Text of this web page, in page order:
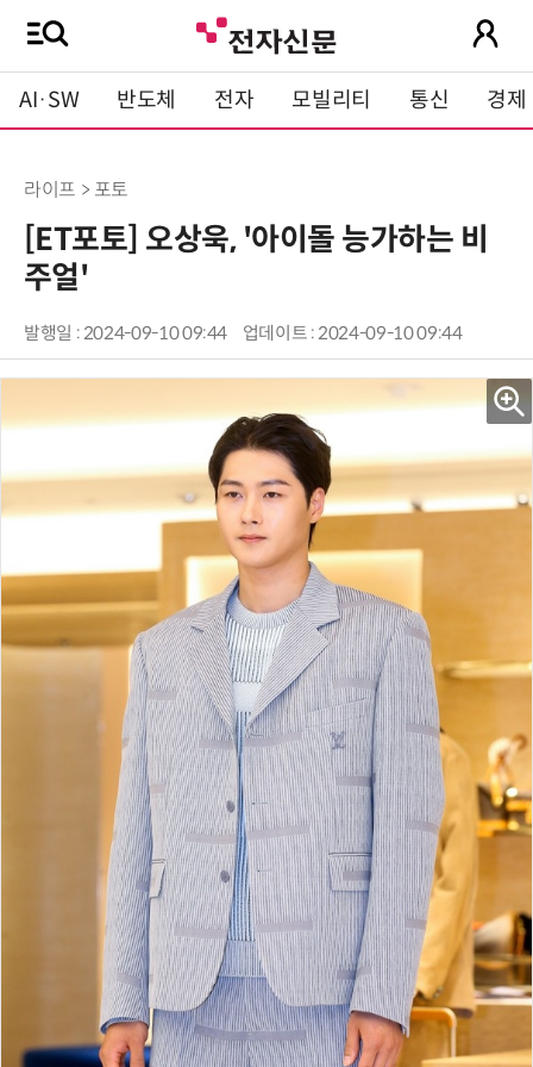
AI·SW 반도체 전자 모빌리티 통신 경제
라이프 > 포토
[ET포토] 오상욱, '아이돌 능가하는 비
주얼'
발행일 : 2024-09-10 09:44 업데이트 : 2024-09-10 09:44